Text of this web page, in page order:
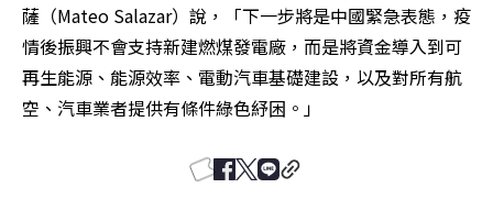
薩（Mateo Salazar）說，「下一步將是中國緊急表態，疫
情後振興不會支持新建燃煤發電廠，而是將資金導入到可
再生能源、能源效率、電動汽車基礎建設，以及對所有航
空、汽車業者提供有條件綠色紓困。」